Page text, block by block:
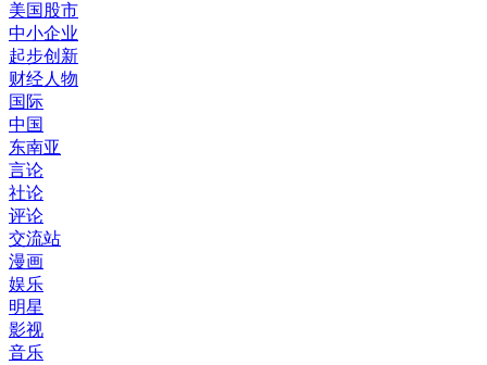
美国股市
中小企业
起步创新
财经人物
国际
中国
东南亚
言论
社论
评论
交流站
漫画
娱乐
明星
影视
音乐